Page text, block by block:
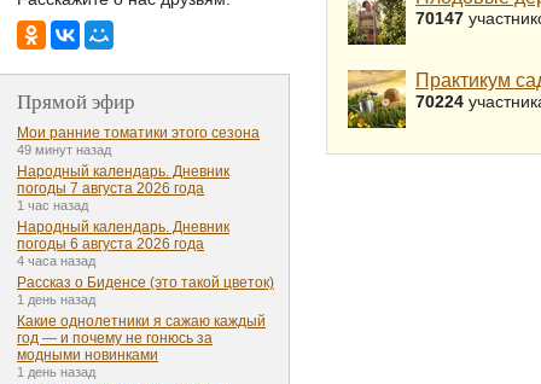
70147
Практикум
70224
Прямой эфир
Мои ранние томатики этого сезона
49 минут назад
Народный календарь. Дневник
погоды 7 августа 2026 года
1 час назад
Народный календарь. Дневник
погоды 6 августа 2026 года
4 часа назад
Рассказ о Биденсе (это такой цветок)
1 день назад
Какие однолетники я сажаю каждый
год — и почему не гонюсь за
модными новинками
1 день назад